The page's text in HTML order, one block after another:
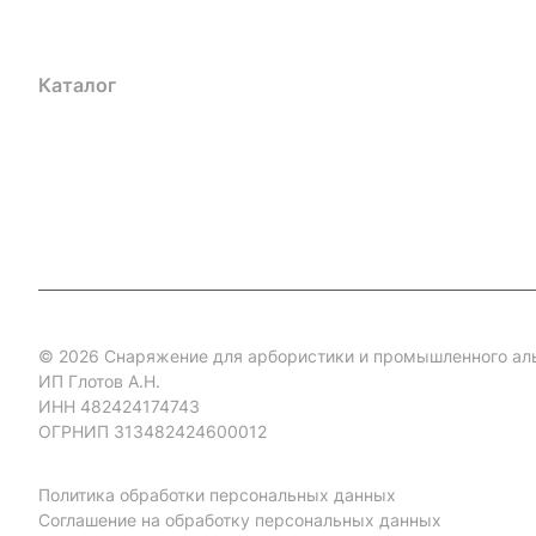
Каталог
© 2026 Снаряжение для арбористики и промышленного
ИП Глотов А.Н.
ИНН 482424174743
ОГРНИП 313482424600012
Политика обработки персональных данных
Соглашение на обработку персональных данных